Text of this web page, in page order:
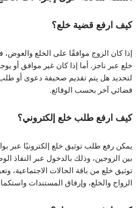
كيف ارفع قضية خلع؟
إذا كان الزوج موافقًا على الخلع
خلع عبر ناجز. أما إذا كان غير موافق أو
لتحديد هل يتم تقديم صحيفة دعوى أو
قضائي آخر بحسب الوقائع.
كيف ارفع طلب خلع إلكتروني؟
يمكن رفع طلب توثيق خلع إلكترونيًا عبر
بين الزوجين، وذلك بالدخول عبر النفاذ
توثيق خلع من باقة الحالات الاجتماعية،
الزواج والخلع، وإرفاق المستندات